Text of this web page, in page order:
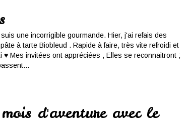
une incorrigible gourmande. Hier, j'ai refais des
à tarte Biobleud . Rapide à faire, très vite refroidi et
♥ Mes invitées ont appréciées , Elles se reconnaitront ;
d'aventure avec le